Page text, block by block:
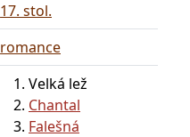
17. stol.
romance
Velká lež
Chantal
Falešná